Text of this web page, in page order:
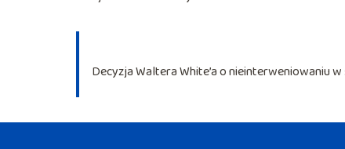
Decyzja Waltera White’a o nieinterweniowaniu